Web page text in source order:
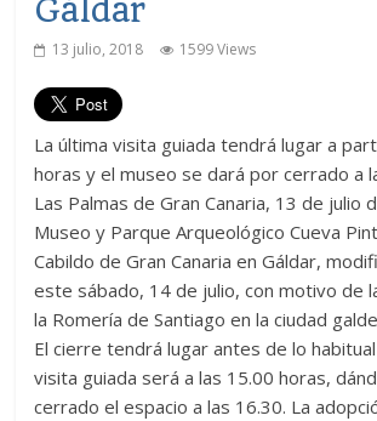
Gáldar
13 julio, 2018 1599 Views
La última visita guiada tendrá lugar a
horas y el museo se dará por cerrado a
Las Palmas de Gran Canaria, 13 de julio
Museo y Parque Arqueológico Cueva
Cabildo de Gran Canaria en Gáldar,
este sábado, 14 de julio, con motivo de
la Romería de Santiago en la ciudad
El cierre tendrá lugar antes de lo
visita guiada será a las 15.00 horas,
cerrado el espacio a las 16.30. La